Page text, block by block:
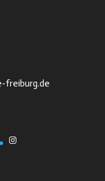
freiburg.de
Instagram